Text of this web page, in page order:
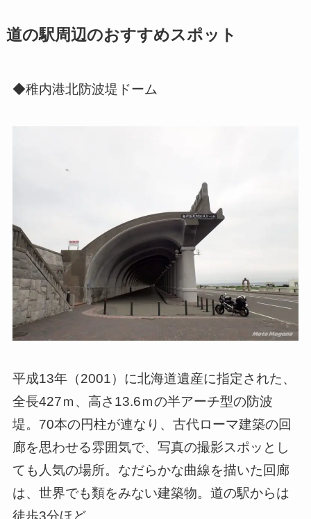
道の駅周辺のおすすめスポット
◆稚内港北防波堤ドーム
平成13年（2001）に北海道遺産に指定された、
全長427ｍ、高さ13.6ｍの半アーチ型の防波
堤。70本の円柱が連なり、古代ローマ建築の回
廊を思わせる雰囲気で、写真の撮影スポッとし
ても人気の場所。なだらかな曲線を描いた回廊
は、世界でも類をみない建築物。道の駅からは
徒歩3分ほど。